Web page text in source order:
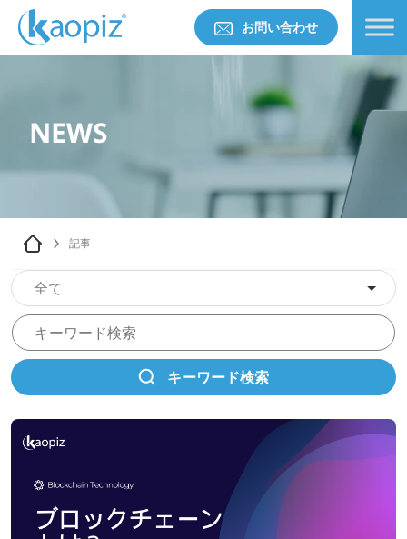
お問い合わせ
NEWS
記事
全て
キーワード検索